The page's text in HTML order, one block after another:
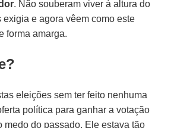
. Não souberam viver à altura do
exigia e agora vêem como este
forma amarga.
eleições sem ter feito nenhuma
política para ganhar a votação
medo do passado. Ele estava tão